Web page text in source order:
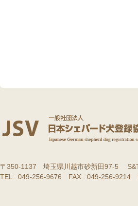
〒350-1137 埼玉県川越市砂新田97-5
TEL : 049-256-9676 FAX : 049-256-9214